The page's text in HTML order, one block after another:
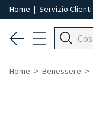
Home | Servizio Clienti
Home Benessere